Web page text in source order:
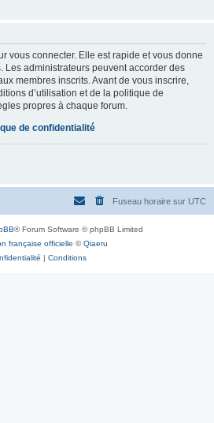
vous connecter. Elle est rapide et vous donne
Les administrateurs peuvent accorder des
membres inscrits. Avant de vous inscrire,
d’utilisation et de la politique de
propres à chaque forum.
de confidentialité
Fuseau horaire sur UTC
® Forum Software © phpBB Limited
française officielle ©Qiaeru
| Conditions